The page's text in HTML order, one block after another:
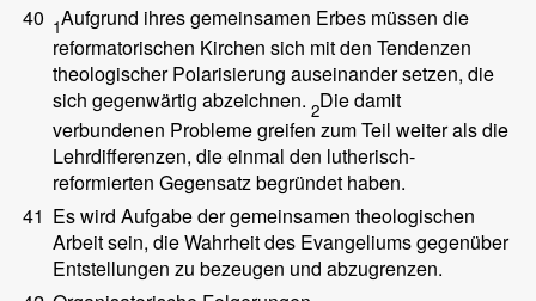
40 1Aufgrund ihres gemeinsamen Erbes müssen die
reformatorischen Kirchen sich mit den Tendenzen
theologischer Polarisierung auseinander setzen, die
sich gegenwärtig abzeichnen. 2Die damit
verbundenen Probleme greifen zum Teil weiter als die
Lehrdifferenzen, die einmal den lutherisch-
reformierten Gegensatz begründet haben.
41 Es wird Aufgabe der gemeinsamen theologischen
Arbeit sein, die Wahrheit des Evangeliums gegenüber
Entstellungen zu bezeugen und abzugrenzen.